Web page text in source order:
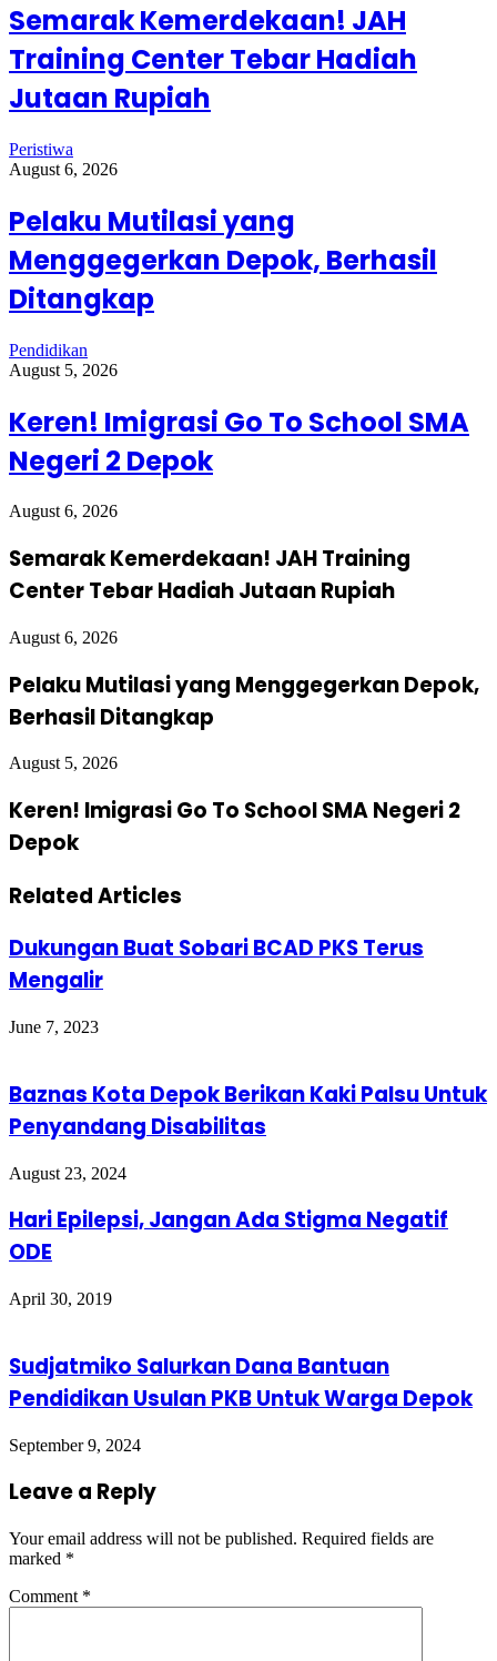
Semarak Kemerdekaan! JAH
Training Center Tebar Hadiah
Jutaan Rupiah
Peristiwa
August 6, 2026
Pelaku Mutilasi yang
Menggegerkan Depok, Berhasil
Ditangkap
Pendidikan
August 5, 2026
Keren! Imigrasi Go To School SMA
Negeri 2 Depok
August 6, 2026
Semarak Kemerdekaan! JAH Training
Center Tebar Hadiah Jutaan Rupiah
August 6, 2026
Pelaku Mutilasi yang Menggegerkan Depok,
Berhasil Ditangkap
August 5, 2026
Keren! Imigrasi Go To School SMA Negeri 2
Depok
Related Articles
Dukungan Buat Sobari BCAD PKS Terus
Mengalir
June 7, 2023
Baznas Kota Depok Berikan Kaki Palsu Untuk
Penyandang Disabilitas
August 23, 2024
Hari Epilepsi, Jangan Ada Stigma Negatif
ODE
April 30, 2019
Sudjatmiko Salurkan Dana Bantuan
Pendidikan Usulan PKB Untuk Warga Depok
September 9, 2024
Leave a Reply
Your email address will not be published. Required fields are
marked *
Comment *